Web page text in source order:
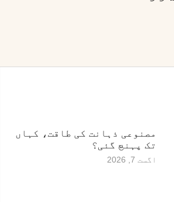
مصنوعی ذہانت کی طاقت، کہاں
تک پہنچ گئی؟
اگست 7, 2026